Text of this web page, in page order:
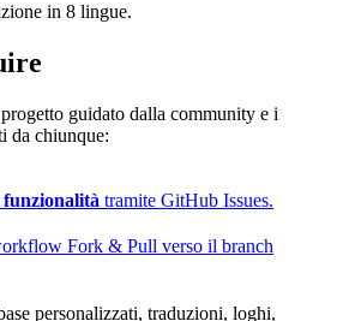
in 8 lingue.
guidato dalla community e i
da chiunque:
tramite GitHub Issues.
Fork & Pull verso il branch
personalizzati, traduzioni, loghi,